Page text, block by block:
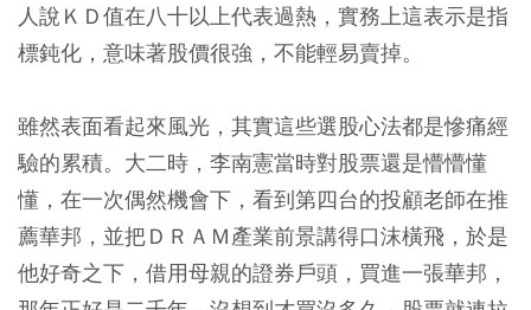
人說ＫＤ值在八十以上代表過熱，實務上這表示是指
標鈍化，意味著股價很強，不能輕易賣掉。
雖然表面看起來風光，其實這些選股心法都是慘痛經
驗的累積。大二時，李南憲當時對股票還是懵懵懂
懂，在一次偶然機會下，看到第四台的投顧老師在推
薦華邦，並把ＤＲＡＭ產業前景講得口沫橫飛，於是
他好奇之下，借用母親的證券戶頭，買進一張華邦，